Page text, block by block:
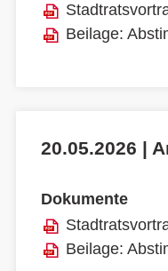
Beilage:
20.05.2026 |
Dokumente
Beilage: